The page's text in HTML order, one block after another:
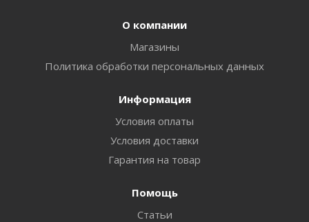
О компании
Магазины
Политика обработки персональных данных
Информация
Условия оплаты
Условия доставки
Гарантия на товар
Помощь
Статьи